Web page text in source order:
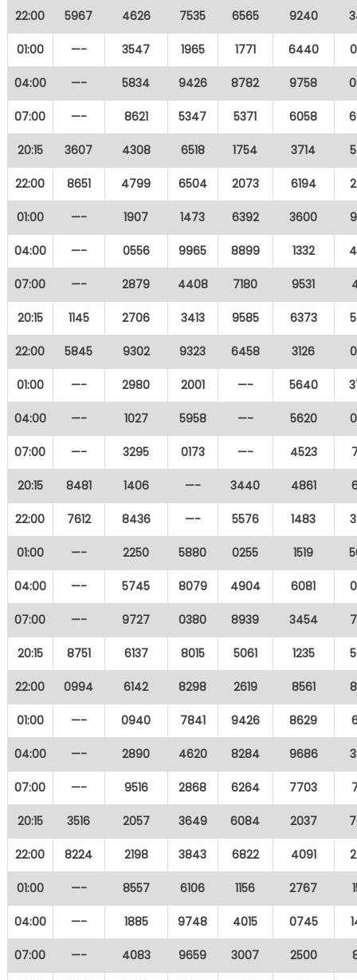
22:00 5967 4626 7535 6565 9240
01:00 —- 3547 1965 1771 6440
04:00 —- 5834 9426 8782 9758
07:00 —- 8621 5347 5371 6058
20:15 3607 4308 6518 1754 3714
22:00 8651 4799 6504 2073 6194
01:00 —- 1907 1473 6392 3600
04:00 —- 0556 9965 8899 1332
07:00 —- 2879 4408 7180 9531
20:15 1145 2706 3413 9585 6373
22:00 5845 9302 9323 6458 3126
01:00 —- 2980 2001 —- 5640
04:00 —- 1027 5958 —- 5620
07:00 —- 3295 0173 —- 4523
20:15 8481 1406 —- 3440 4861
22:00 7612 8436 —- 5576 1483
01:00 —- 2250 5880 0255 1519
04:00 —- 5745 8079 4904 6081
07:00 —- 9727 0380 8939 3454
20:15 8751 6137 8015 5061 1235
22:00 0994 6142 8298 2619 8561
01:00 —- 0940 7841 9426 8629
04:00 —- 2890 4620 8284 9686
07:00 —- 9516 2868 6264 7703
20:15 3516 2057 3649 6084 2037
22:00 8224 2198 3843 6822 4091
01:00 —- 8557 6106 1156 2767
04:00 —- 1885 9748 4015 0745
07:00 —- 4083 9659 3007 2500